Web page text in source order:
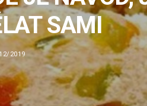
SAMI
2019